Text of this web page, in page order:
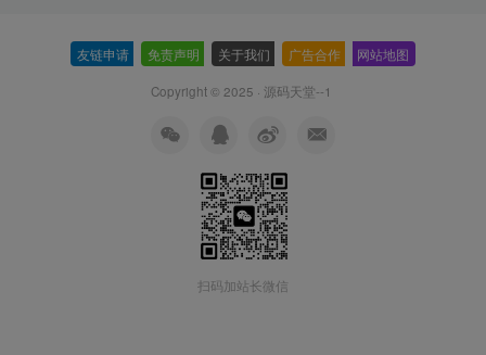
友链申请 免责声明 关于我们 广告合作 网站地图
Copyright © 2025 · 源码天堂--1
扫码加站长微信